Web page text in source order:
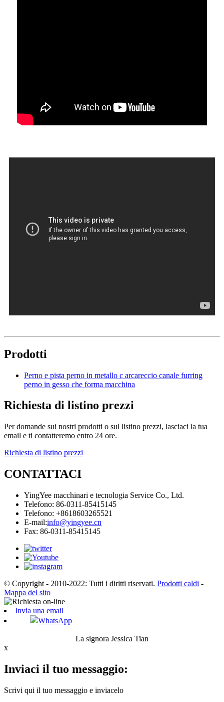
Prodotti
Perno e pista perno in metallo c arcareccio canale furring
perno in gesso che forma macchina
Richiesta di listino prezzi
Per domande sui nostri prodotti o sul listino prezzi, lasciaci la tua
email e ti contatteremo entro 24 ore.
Richiesta di listino prezzi
CONTATTACI
YingYee macchinari e tecnologia Service Co., Ltd.
Telefono: 86-0311-85415145
Telefono: +8618603265521
E-mail:info@yingyee.cn
Fax: 86-0311-85415145
© Copyright - 2010-2022: Tutti i diritti riservati. Prodotti caldi -
Mappa del sito
Invia una email
WhatsApp
La signora Jessica Tian
x
Inviaci il tuo messaggio:
Scrivi qui il tuo messaggio e inviacelo